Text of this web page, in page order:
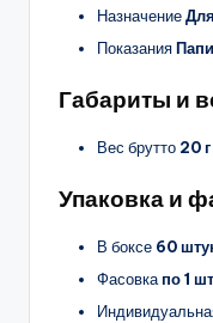
Назначение
Показания
Габариты и
Вес брутто 20 г
Упаковка и
В боксе 60
Фасовкапо 1